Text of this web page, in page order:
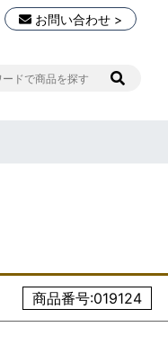
お問い合わせ >
商品番号:019124